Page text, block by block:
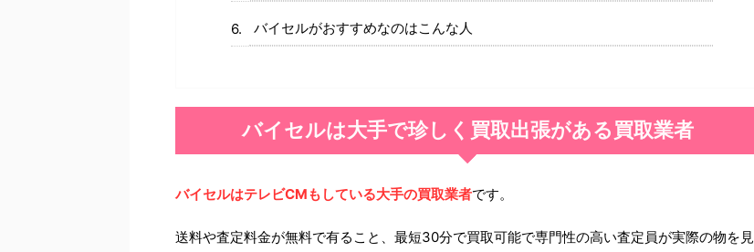
バイセルがおすすめなのはこんな人
バイセルは大手で珍しく買取出張がある買取業者
バイセルはテレビCMもしている大手の買取業者です。
送料や査定料金が無料で有ること、最短30分で買取可能で専門性の高い査定員が実際の物を見